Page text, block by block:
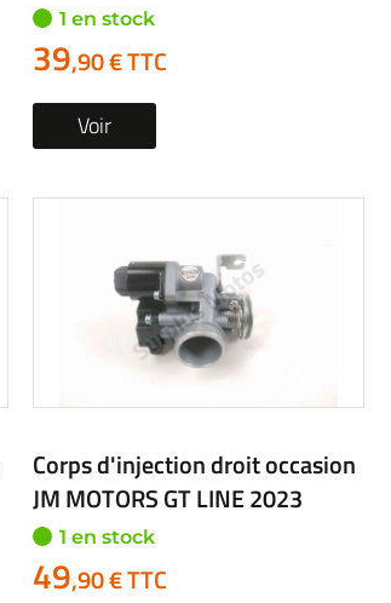
1 en stock
39,90 € TTC
Voir
Corps d'injection droit occasion
JM MOTORS GT LINE 2023
1 en stock
49,90 € TTC